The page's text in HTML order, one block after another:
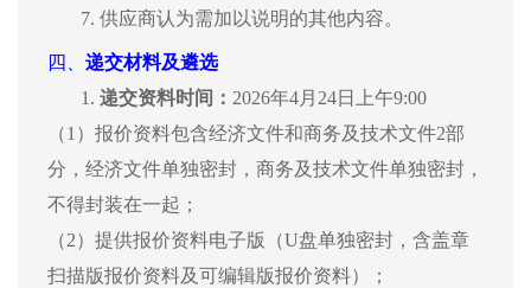
7. 供应商认为需加以说明的其他内容。
四、 递交材料及遴选
1. 递交资料时间： 2026年4月24日上午9:00
（1）报价资料包含经济文件和商务及技术文件2部
分，经济文件单独密封，商务及技术文件单独密封，
不得封装在一起；
（2）提供报价资料电子版（U盘单独密封，含盖章
扫描版报价资料及可编辑版报价资料）；